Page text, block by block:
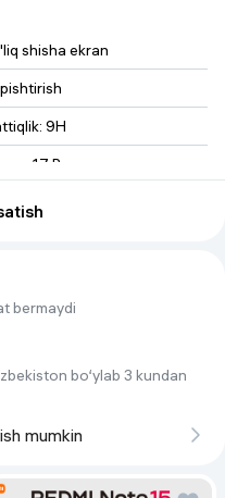
shisha ekran
9H
17 Pro
bermaydi
bo‘ylab 3 kundan
mumkin